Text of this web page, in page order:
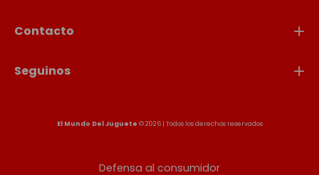
Contacto
Seguinos
El Mundo Del Juguete © 2026 | Todos los derechos reservados
Defensa al consumidor